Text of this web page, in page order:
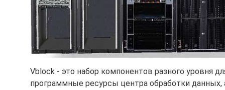
Vblock - это набор компонентов разного уровня
программные ресурсы центра обработки